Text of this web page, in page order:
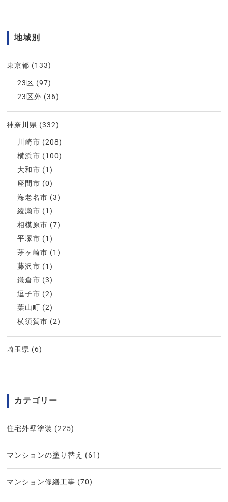
地域別
東京都 (133)
23区 (97)
23区外 (36)
神奈川県 (332)
川崎市 (208)
横浜市 (100)
大和市 (1)
座間市 (0)
海老名市 (3)
綾瀬市 (1)
相模原市 (7)
平塚市 (1)
茅ヶ崎市 (1)
藤沢市 (1)
鎌倉市 (3)
逗子市 (2)
葉山町 (2)
横須賀市 (2)
埼玉県 (6)
カテゴリー
住宅外壁塗装 (225)
マンションの塗り替え (61)
マンション修繕工事 (70)